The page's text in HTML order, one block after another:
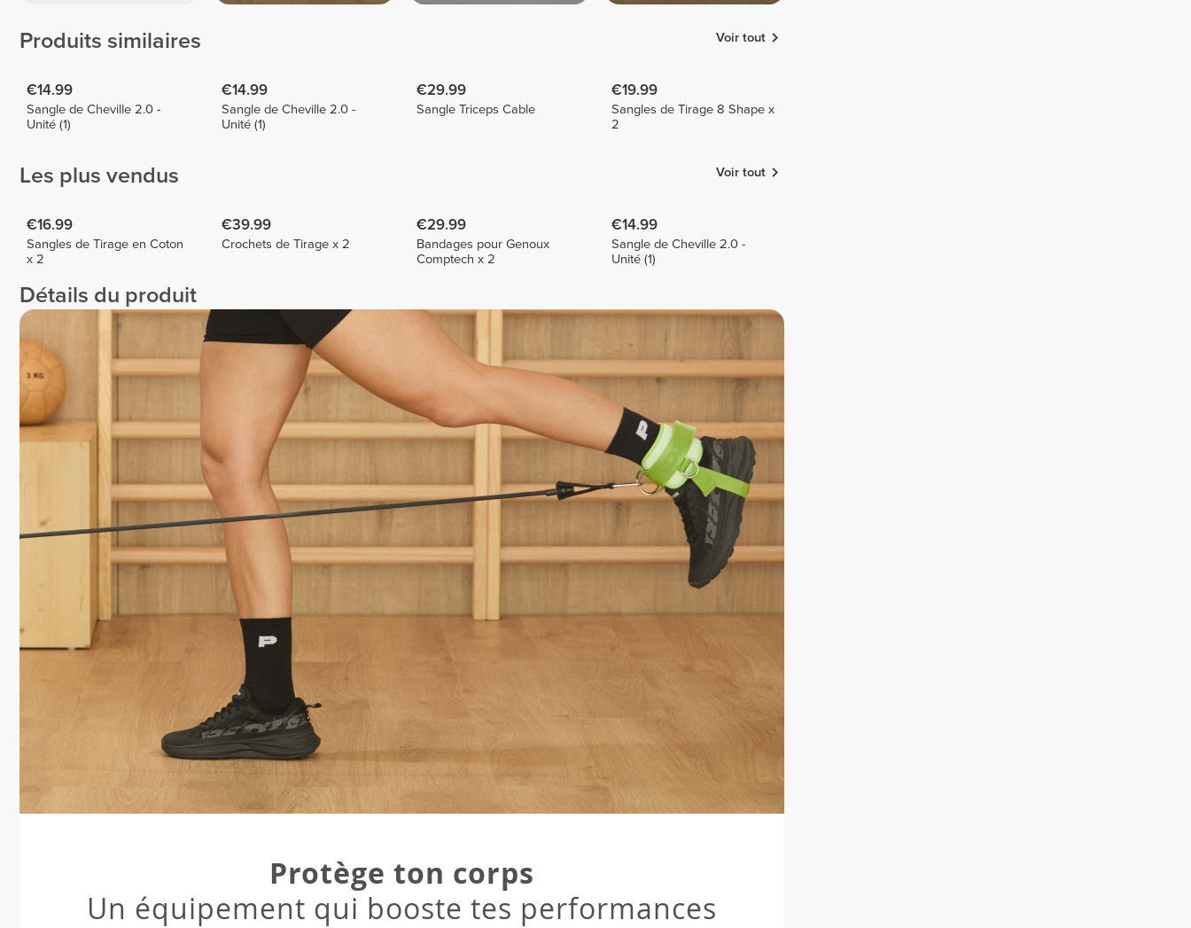
Produits similaires Voir tout
€14.99
Sangle de Cheville 2.0 -
Unité (1)
€14.99
Sangle de Cheville 2.0 -
Unité (1)
€29.99
Sangle Triceps Cable
€19.99
Sangles de Tirage 8 Shape x
2
Les plus vendus Voir tout
€16.99
Sangles de Tirage en Coton
x 2
€39.99
Crochets de Tirage x 2
€29.99
Bandages pour Genoux
Comptech x 2
€14.99
Sangle de Cheville 2.0 -
Unité (1)
Détails du produit
Protège ton corps
Un équipement qui booste tes performances